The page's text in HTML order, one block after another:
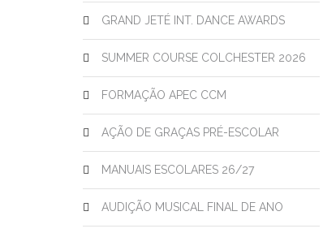
GRAND JETÉ INT. DANCE AWARDS
SUMMER COURSE COLCHESTER 2026
FORMAÇÃO APEC CCM
AÇÃO DE GRAÇAS PRÉ-ESCOLAR
MANUAIS ESCOLARES 26/27
AUDIÇÃO MUSICAL FINAL DE ANO